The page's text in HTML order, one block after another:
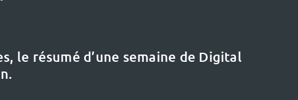
le résumé d’une semaine de Digital